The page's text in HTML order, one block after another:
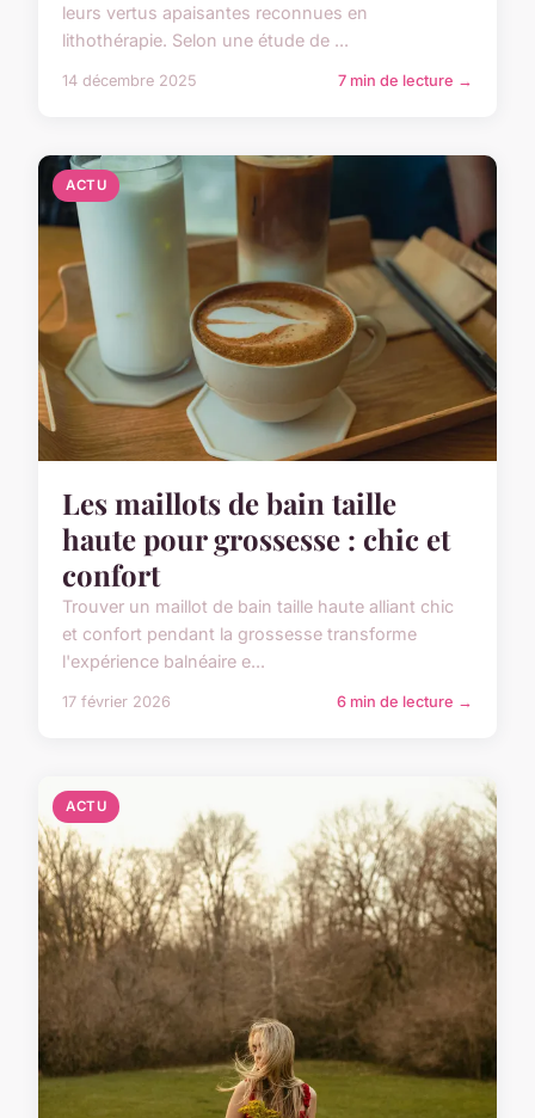
leurs vertus apaisantes reconnues en
lithothérapie. Selon une étude de ...
14 décembre 2025 7 min de lecture →
ACTU
Les maillots de bain taille
haute pour grossesse : chic et
confort
Trouver un maillot de bain taille haute alliant chic
et confort pendant la grossesse transforme
l'expérience balnéaire e...
17 février 2026 6 min de lecture →
ACTU